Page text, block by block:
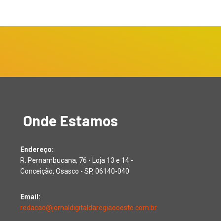
Onde Estamos
Endereço:
R. Pernambucana, 76 - Loja 13 e 14 -
Conceição, Osasco - SP, 06140-040
Email:
redacao@jornaldigitaldaregiaooeste.com.br